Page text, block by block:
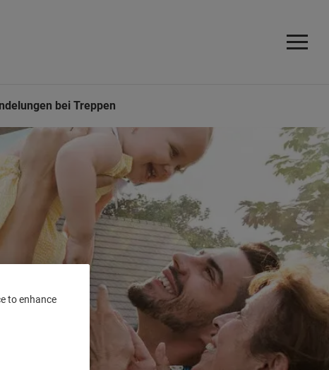
bei Treppen
to enhance